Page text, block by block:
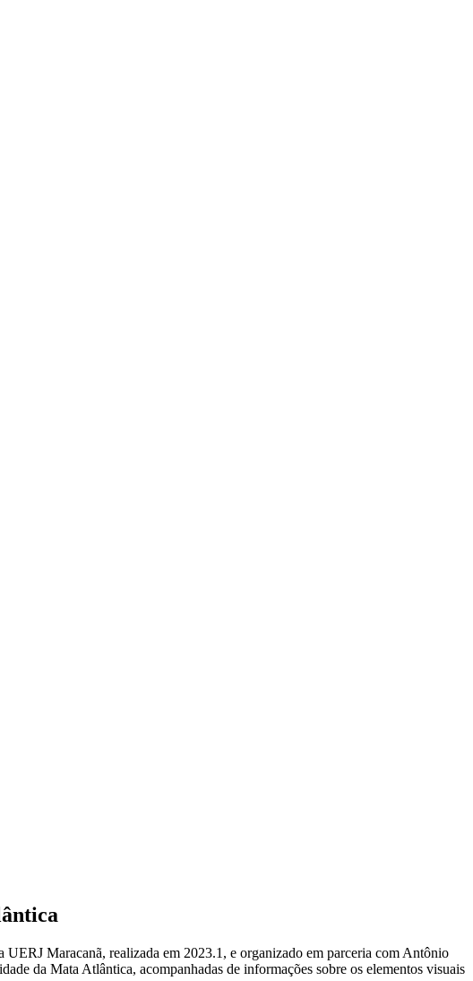
Maracanã, realizada em 2023.1, e organizado em parceria com Antônio
da Mata Atlântica, acompanhadas de informações sobre os elementos visuais